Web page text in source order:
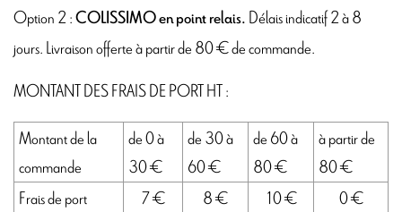
Option 2 :COLISSIMO en point relais.Délais indicatif 2 à 8
jours. Livraison offerte à partir de 80 € de commande.
MONTANT DES FRAIS DE PORT HT :
Montant de la
commande
de 0 à
30 €
de 30 à
60 €
de 60 à
80 €
à partir de
80 €
Frais de port
7 € 8 € 10 € 0 €